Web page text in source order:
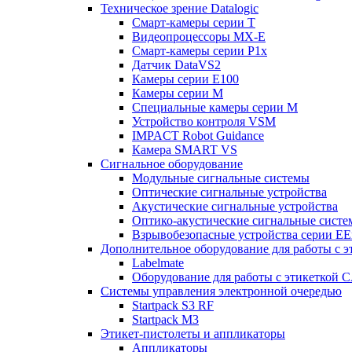
Техническое зрение Datalogic
Смарт-камеры серии T
Видеопроцессоры MX-E
Смарт-камеры серии P1x
Датчик DataVS2
Камеры серии E100
Камеры серии M
Специальные камеры серии M
Устройство контроля VSM
IMPACT Robot Guidance
Камера SMART VS
Cигнальное оборудование
Модульные сигнальные системы
Оптические сигнальные устройства
Акустические сигнальные устройства
Оптико-акустические сигнальные
Взрывобезопасные устройства серии
Дополнительное оборудование для работы с
Labelmate
Оборудование для работы с этикеткой
Системы управления электронной очередью
Startpack S3 RF
Startpack M3
Этикет-пистолеты и аппликаторы
Аппликаторы